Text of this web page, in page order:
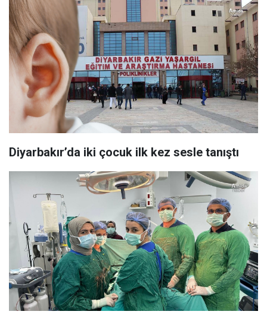
Diyarbakır’da iki çocuk ilk kez sesle tanıştı